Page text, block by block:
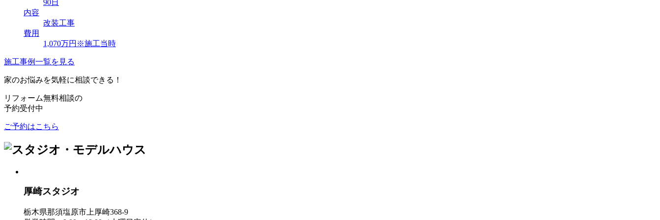
90日
内容
改装工事
費用
1,070万円※施工当時
施工事例一覧を見る
家のお悩みを気軽に相談できる！
リフォーム無料相談の
予約受付中
ご予約はこちら
厚崎スタジオ
栃木県那須塩原市上厚崎368-9